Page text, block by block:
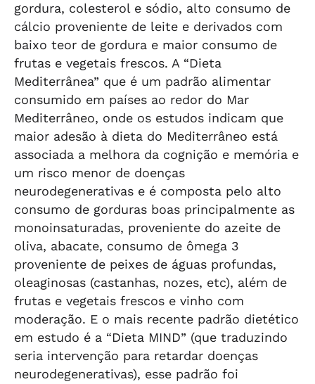
gordura, colesterol e sódio, alto consumo de
cálcio proveniente de leite e derivados com
baixo teor de gordura e maior consumo de
frutas e vegetais frescos. A “Dieta
Mediterrânea” que é um padrão alimentar
consumido em países ao redor do Mar
Mediterrâneo, onde os estudos indicam que
maior adesão à dieta do Mediterrâneo está
associada a melhora da cognição e memória e
um risco menor de doenças
neurodegenerativas e é composta pelo alto
consumo de gorduras boas principalmente as
monoinsaturadas, proveniente do azeite de
oliva, abacate, consumo de ômega 3
proveniente de peixes de águas profundas,
oleaginosas (castanhas, nozes, etc), além de
frutas e vegetais frescos e vinho com
moderação. E o mais recente padrão dietético
em estudo é a “Dieta MIND” (que traduzindo
seria intervenção para retardar doenças
neurodegenerativas), esse padrão foi